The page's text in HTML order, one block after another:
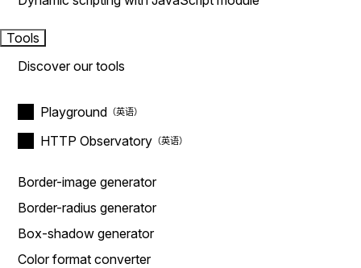
Tools
Discover our tools
Playground
HTTP Observatory
Border-image generator
Border-radius generator
Box-shadow generator
Color format converter